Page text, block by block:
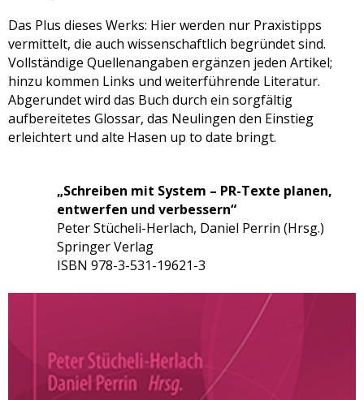
Das Plus dieses Werks: Hier werden nur Praxistipps
vermittelt, die auch wissenschaftlich begründet sind.
Vollständige Quellenangaben ergänzen jeden Artikel;
hinzu kommen Links und weiterführende Literatur.
Abgerundet wird das Buch durch ein sorgfältig
aufbereitetes Glossar, das Neulingen den Einstieg
erleichtert und alte Hasen up to date bringt.
„Schreiben mit System – PR-Texte planen,
entwerfen und verbessern“
Peter Stücheli-Herlach, Daniel Perrin (Hrsg.)
Springer Verlag
ISBN 978-3-531-19621-3